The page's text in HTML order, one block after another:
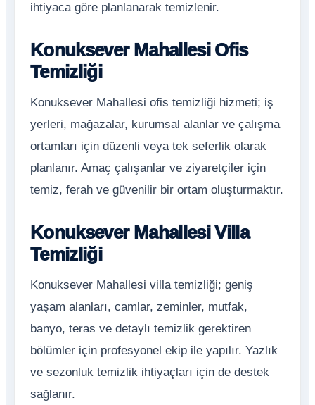
ihtiyaca göre planlanarak temizlenir.
Konuksever Mahallesi Ofis
Temizliği
Konuksever Mahallesi ofis temizliği hizmeti; iş
yerleri, mağazalar, kurumsal alanlar ve çalışma
ortamları için düzenli veya tek seferlik olarak
planlanır. Amaç çalışanlar ve ziyaretçiler için
temiz, ferah ve güvenilir bir ortam oluşturmaktır.
Konuksever Mahallesi Villa
Temizliği
Konuksever Mahallesi villa temizliği; geniş
yaşam alanları, camlar, zeminler, mutfak,
banyo, teras ve detaylı temizlik gerektiren
bölümler için profesyonel ekip ile yapılır. Yazlık
ve sezonluk temizlik ihtiyaçları için de destek
sağlanır.